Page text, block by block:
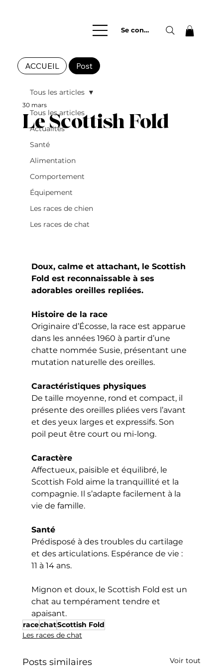
Se connecter
Tous les articles
Actualités
Santé
Alimentation
Comportement
Équipement
Les races de chien
Les races de chat
Tous les articles
Le Scottish Fold
30 mars
Doux, calme et attachant, le Scottish
Fold est reconnaissable à ses
adorables oreilles repliées.
Histoire de la race
Originaire d’Écosse, la race est apparue
dans les années 1960 à partir d’une
chatte nommée Susie, présentant une
mutation naturelle des oreilles.
Caractéristiques physiques
De taille moyenne, rond et compact, il
présente des oreilles pliées vers l’avant
et des yeux larges et expressifs. Son
poil peut être court ou mi-long.
Caractère
Affectueux, paisible et équilibré, le
Scottish Fold aime la tranquillité et la
compagnie. Il s’adapte facilement à la
vie de famille.
Santé
Prédisposé à des troubles du cartilage
et des articulations. Espérance de vie :
11 à 14 ans.
Mignon et doux, le Scottish Fold est un
chat au tempérament tendre et
apaisant.
racechatScottish Fold
Les races de chat
Posts similaires Voir tout
ACCUEIL Post